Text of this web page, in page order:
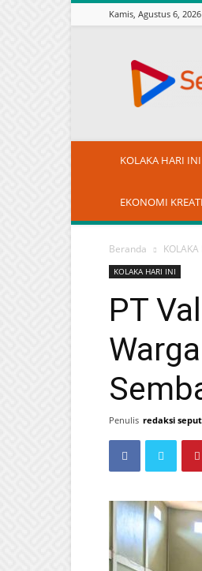
Kamis, Agustus 6, 2026
KOLAKA HARI INI
EKONOMI
Beranda KOLAKA
KOLAKA HARI INI
PT
Penulis redaksi